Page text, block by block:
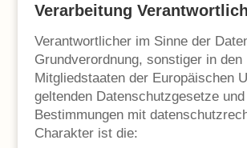
Verarbeitung
Verantwortlicher im Sinne der
Grundverordnung, sonstiger in den
Mitgliedstaaten der Europäischen
geltenden Datenschutzgesetze
Bestimmungen mit
Charakter ist die: